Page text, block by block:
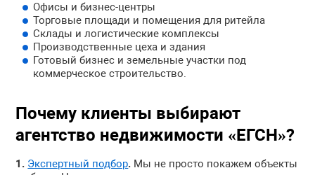
Офисы и бизнес-центры
Торговые площади и помещения для ритейла
Склады и логистические комплексы
Производственные цеха и здания
Готовый бизнес и земельные участки под
коммерческое строительство.
Почему клиенты выбирают
агентство недвижимости «ЕГСН»?
Экспертный подбор. Мы не просто покажем объекты